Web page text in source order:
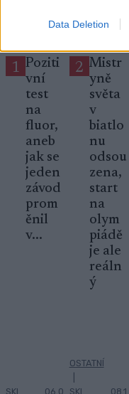
Data Deletion
1 Poziti
vní
test
na
fluor,
aneb
jak se
jeden
závod
prom
ěnil
v...
SKI
06.0
2 Mistr
yně
světa
v
biatlo
nu
odsou
zena,
start
na
olym
piádě
je ale
reáln
ý
OSTATNÍ
SKI
08.1